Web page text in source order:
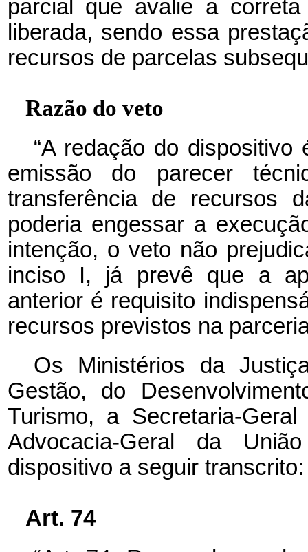
parcial que avalie a
liberada, sendo essa
recursos de parcelas
Razão do veto
“A redação do
emissão do parecer
transferência de recursos
poderia engessar a
intenção, o veto não
inciso I, já prevê que a
anterior é requisito
recursos previstos na
Os Ministérios da
Gestão, do
Turismo, a Secretaria-
Advocacia-Geral da
dispositivo a seguir transcrito:
Art. 74